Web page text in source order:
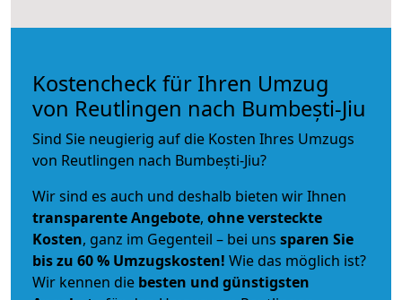
Kostencheck für Ihren Umzug
von Reutlingen nach Bumbești-Jiu
Sind Sie neugierig auf die Kosten Ihres Umzugs
von Reutlingen nach Bumbești-Jiu?
Wir sind es auch und deshalb bieten wir Ihnen
transparente Angebote, ohne versteckte
Kosten, ganz im Gegenteil – bei uns sparen Sie
bis zu 60 % Umzugskosten! Wie das möglich ist?
Wir kennen die besten und günstigsten